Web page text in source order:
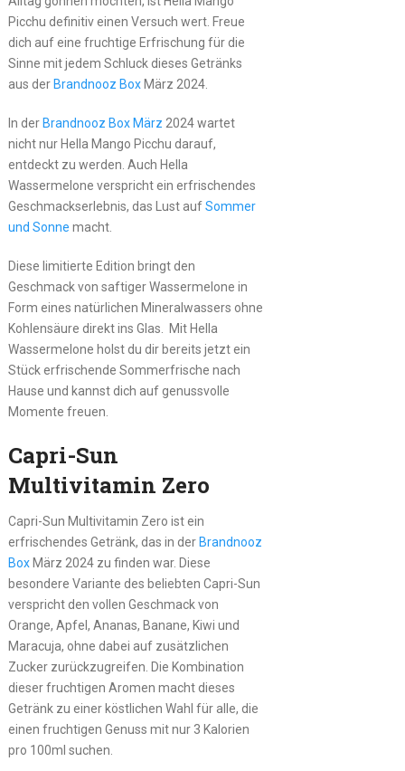
Picchu definitiv einen Versuch wert. Freue
dich auf eine fruchtige Erfrischung für die
Sinne mit jedem Schluck dieses Getränks
aus derBrandnooz BoxMärz 2024.
In derBrandnooz Box März 2024 wartet
nicht nur Hella Mango Picchu darauf,
entdeckt zu werden. Auch Hella
Wassermelone verspricht ein erfrischendes
Geschmackserlebnis, das Lust aufSommer
und Sonne macht.
Diese limitierte Edition bringt den
Geschmack von saftiger Wassermelone in
Form eines natürlichen Mineralwassers ohne
Kohlensäure direkt ins Glas. Mit Hella
Wassermelone holst du dir bereits jetzt ein
Stück erfrischende Sommerfrische nach
Hause und kannst dich auf genussvolle
Momente freuen.
Capri-Sun
Multivitamin Zero
Capri-Sun Multivitamin Zero ist ein
erfrischendes Getränk, das in derBrandnooz
BoxMärz 2024 zu finden war. Diese
besondere Variante des beliebten Capri-Sun
verspricht den vollen Geschmack von
Orange, Apfel, Ananas, Banane, Kiwi und
Maracuja, ohne dabei auf zusätzlichen
Zucker zurückzugreifen. Die Kombination
dieser fruchtigen Aromen macht dieses
Getränk zu einer köstlichen Wahl für alle, die
einen fruchtigen Genuss mit nur 3 Kalorien
pro 100ml suchen.